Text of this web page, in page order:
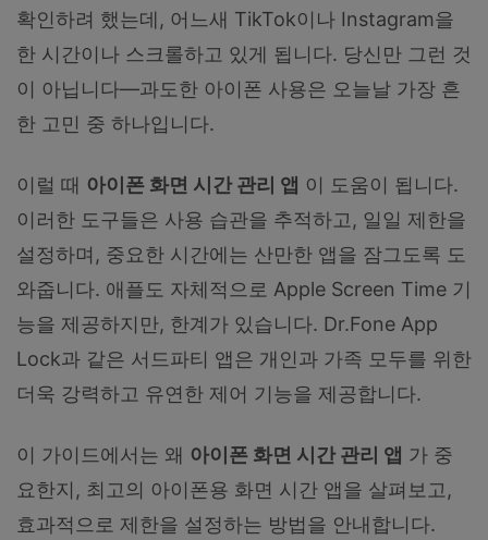
확인하려 했는데, 어느새 TikTok이나 Instagram을
한 시간이나 스크롤하고 있게 됩니다. 당신만 그런 것
이 아닙니다—과도한 아이폰 사용은 오늘날 가장 흔
한 고민 중 하나입니다.
이럴 때 아이폰 화면 시간 관리 앱 이 도움이 됩니다.
이러한 도구들은 사용 습관을 추적하고, 일일 제한을
설정하며, 중요한 시간에는 산만한 앱을 잠그도록 도
와줍니다. 애플도 자체적으로 Apple Screen Time 기
능을 제공하지만, 한계가 있습니다. Dr.Fone App
Lock과 같은 서드파티 앱은 개인과 가족 모두를 위한
더욱 강력하고 유연한 제어 기능을 제공합니다.
이 가이드에서는 왜 아이폰 화면 시간 관리 앱 가 중
요한지, 최고의 아이폰용 화면 시간 앱을 살펴보고,
효과적으로 제한을 설정하는 방법을 안내합니다.